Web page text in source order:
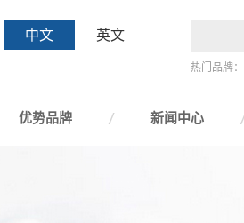
热门品牌：
中文 英文
优势品牌 新闻中心